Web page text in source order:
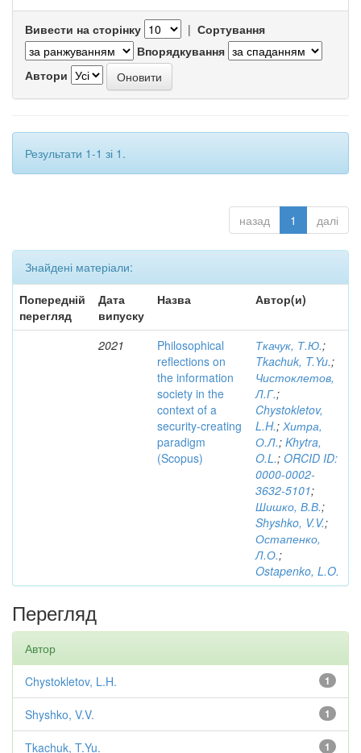
Вивести на сторінку | Сортування
Впорядкування
Автори
Результати 1-1 зі 1.
назад 1 далі
Знайдені матеріали:
Попередній
перегляд
Дата
випуску
Назва Автор(и)
2021
Philosophical
reflections on
the information
society in the
context of a
security-creating
paradigm
(Scopus)
Ткачук, Т.Ю.;
Tkachuk, T.Yu.;
Чистоклетов,
Л.Г.;
Chystokletov,
L.H.; Хитра,
О.Л.; Khytra,
O.L.; ORCID ID:
0000-0002-
3632-5101;
Шишко, В.В.;
Shyshko, V.V.;
Остапенко,
Л.О.;
Ostapenko, L.O.
Перегляд
Автор
1
Chystokletov, L.H.
1
Shyshko, V.V.
1
Tkachuk, T.Yu.